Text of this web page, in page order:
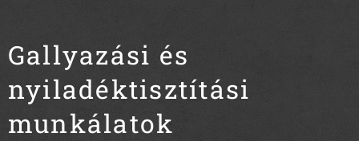
Gallyazási és
nyiladéktisztítási
munkálatok